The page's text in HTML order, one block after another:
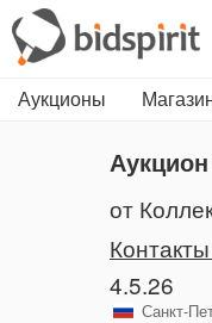
Аукционы
от
4.5.26
Санкт-